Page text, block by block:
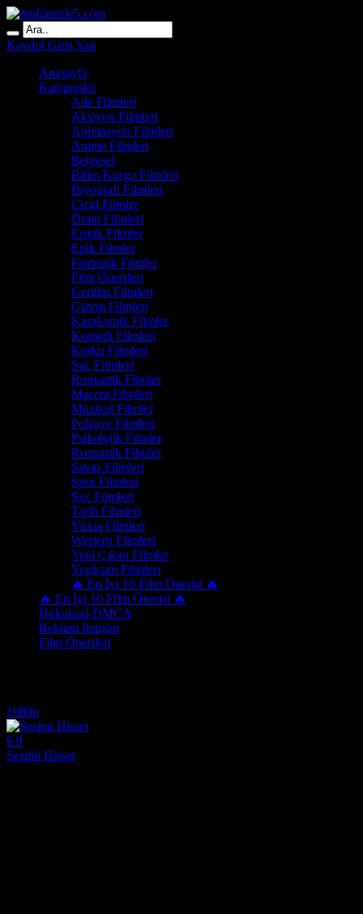
Kaydol Giriş Yap
Anasayfa
Kategoriler
Aile Filmleri
Aksiyon Filmleri
Animasyon Filmleri
Anime Filmleri
Belgesel
Bilim Kurgu Filmleri
Biyografi Filmleri
Çizgi Filmler
Dram Filmleri
Erotik Filmler
Epik Filmler
Fantastik Filmler
Film Önerileri
Gerilim Filmleri
Gizem Filmleri
Karakomik Filmler
Komedi Filmleri
Korku Filmleri
Suç Filmleri
Romantik Filmler
Macera Filmleri
Müzikal Filmler
Polisiye Filmleri
Psikolojik Filmler
Romantik Filmler
Savaş Filmleri
Spor Filmleri
Suç Filmleri
Tarih Filmleri
Vuxia Filmleri
Western Filmleri
Yeni Çıkan Filmler
Yeşilçam Filmleri
🔥 En İyi 10 Film Önerisi 🔥
🔥 En İyi 10 Film Önerisi 🔥
Hukuksal-DMCA
Reklam İletişim
Film Önerileri
1080p
6.9
Sesimi Hisset